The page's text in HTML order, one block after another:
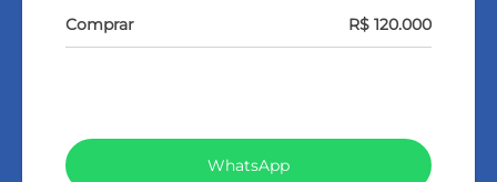
Comprar R$ 120.000
WhatsApp